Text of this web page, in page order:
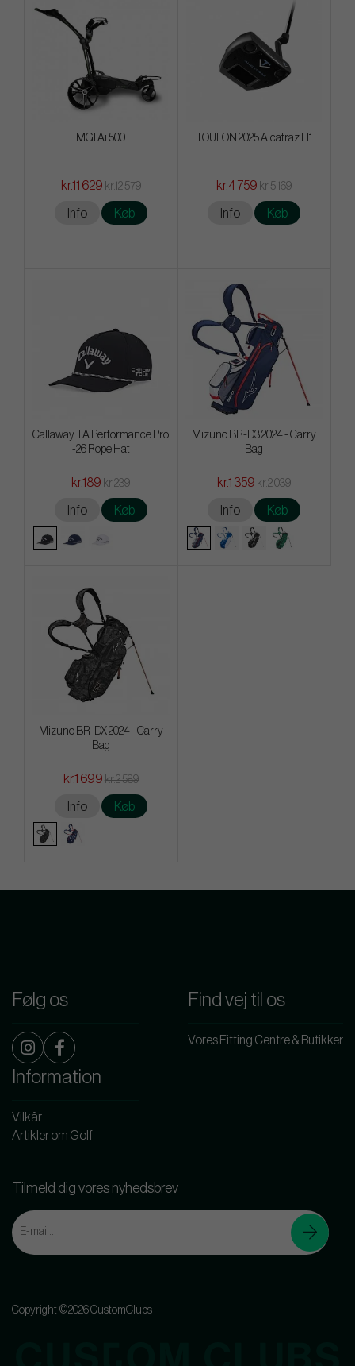
MGI Ai 500
kr.11 629 kr.12 579
Info Køb
TOULON 2025 Alcatraz H1
kr.4 759 kr.5 169
Info Køb
Callaway TA Performance Pro
-26 Rope Hat
kr.189 kr.239
Info Køb
Mizuno BR-D3 2024 - Carry
Bag
kr.1 359 kr.2 039
Info Køb
Mizuno BR-DX 2024 - Carry
Bag
kr.1 699 kr.2 589
Info Køb
Følg os Find vej til os
Vores Fitting Centre & Butikker
Information
Vilkår
Artikler om Golf
Tilmeld dig vores nyhedsbrev
Copyright ©2026 CustomClubs